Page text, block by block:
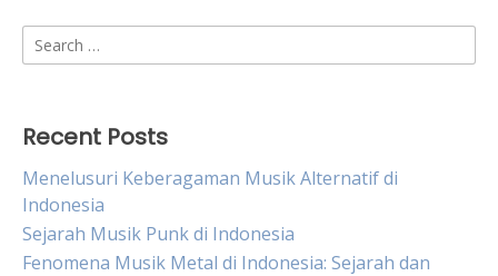
Search
for:
Recent Posts
Menelusuri Keberagaman Musik Alternatif di
Indonesia
Sejarah Musik Punk di Indonesia
Fenomena Musik Metal di Indonesia: Sejarah dan